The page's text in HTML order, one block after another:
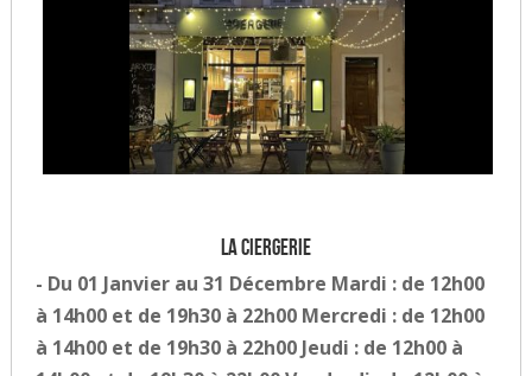
La ciergerie
- Du 01 Janvier au 31 Décembre Mardi : de 12h00
à 14h00 et de 19h30 à 22h00 Mercredi : de 12h00
à 14h00 et de 19h30 à 22h00 Jeudi : de 12h00 à